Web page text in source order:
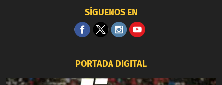
SÍGUENOS EN
PORTADA DIGITAL